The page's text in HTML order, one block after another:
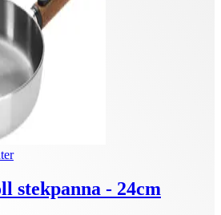
stekpanna - 24cm